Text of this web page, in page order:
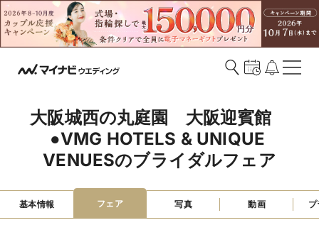
大阪城西の丸庭園　大阪迎賓館
●VMG HOTELS & UNIQUE
VENUESのブライダルフェア
基本情報 フェア 写真 動画